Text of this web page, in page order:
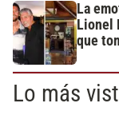
La
Lionel
que
Lo más